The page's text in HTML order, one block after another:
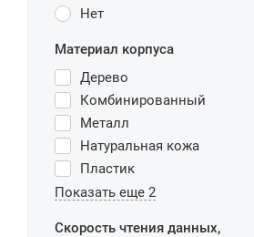
Нет
Материал корпуса
Дерево
Комбинированный
Металл
Натуральная кожа
Пластик
Показать еще 2
Скорость чтения данных,